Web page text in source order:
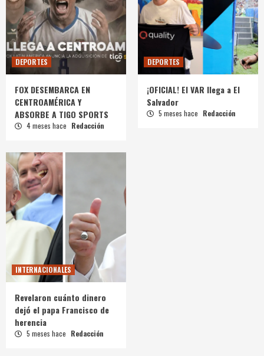
DEPORTES
FOX DESEMBARCA EN
CENTROAMÉRICA Y
ABSORBE A TIGO SPORTS
4 meses hace Redacción
DEPORTES
¡OFICIAL! El VAR llega a El
Salvador
5 meses hace Redacción
INTERNACIONALES
Revelaron cuánto dinero
dejó el papa Francisco de
herencia
5 meses hace Redacción